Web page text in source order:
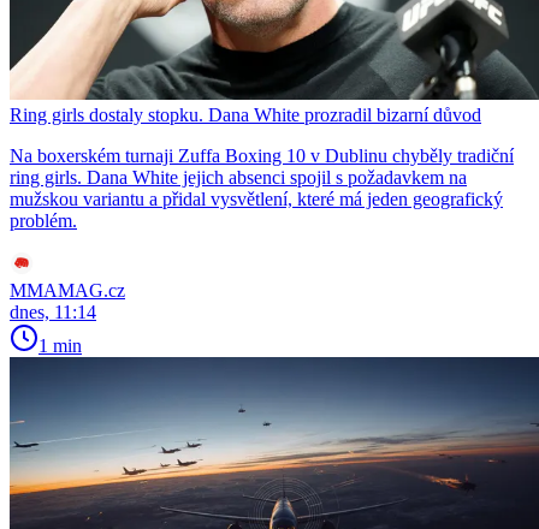
Ring girls dostaly stopku. Dana White prozradil bizarní důvod
Na boxerském turnaji Zuffa Boxing 10 v Dublinu chyběly tradiční
ring girls. Dana White jejich absenci spojil s požadavkem na
mužskou variantu a přidal vysvětlení, které má jeden geografický
problém.
MMAMAG.cz
dnes, 11:14
1 min